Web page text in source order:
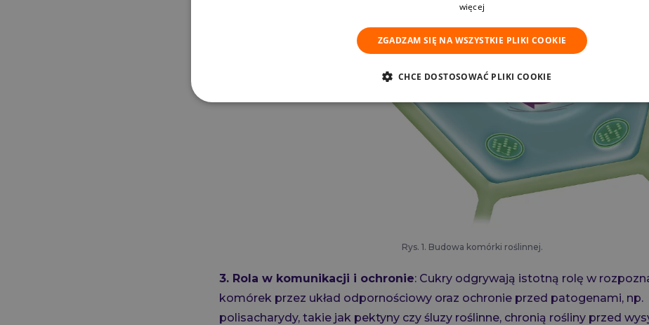
Rys. 1. Budowa komórki roślinnej.
3. Rola w komunikacji i ochronie: Cukry odgrywają istotną rolę w
komórek przez układ odpornościowy oraz ochronie przed patogenami, np.
polisacharydy, takie jak pektyny czy śluzy roślinne, chronią rośliny przed
więcej
ZGADZAM SIĘ NA WSZYSTKIE PLIKI COOKIE
CHCE DOSTOSOWAĆ PLIKI COOKIE